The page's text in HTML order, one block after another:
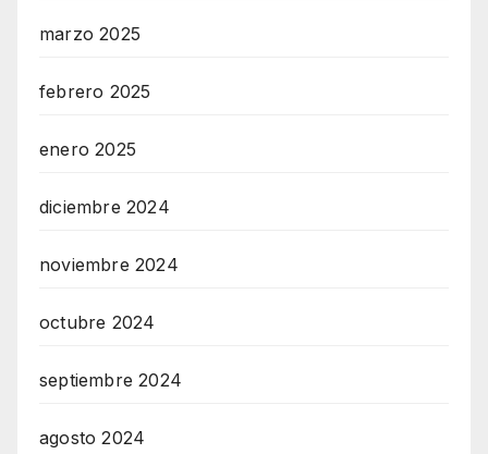
marzo 2025
febrero 2025
enero 2025
diciembre 2024
noviembre 2024
octubre 2024
septiembre 2024
agosto 2024